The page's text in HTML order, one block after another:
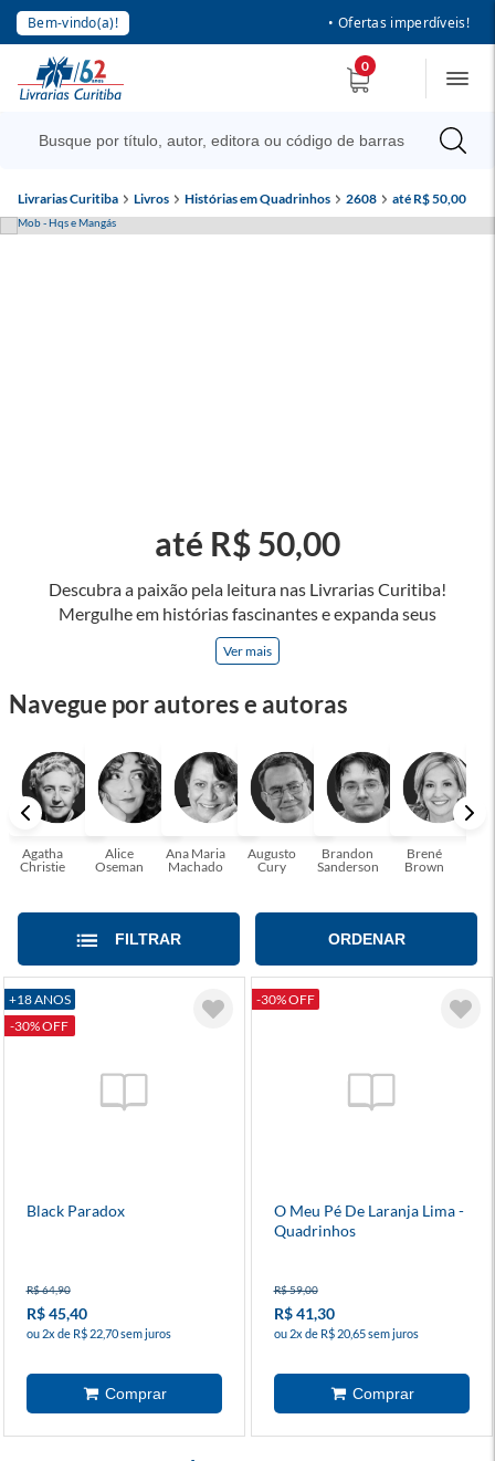
Bem-vindo(a)! • Ofertas imperdíveis!
0
Livrarias Curitiba Livros Histórias em Quadrinhos 2608 até R$ 50,00
Descubra a paixão pela leitura nas Livrarias Curitiba!
Mergulhe em histórias fascinantes e expanda seus
horizontes, onde cada página é uma porta para novos
universos e perspectivas. Ler nos permite viajar sem sair do
e tenha a oportunidade de alcançar o seu crescimento
passe um tempo no mundo da imaginação! A leitura
transforma vidas e estamos aqui para ajudar a transformar a
sua! Tenha certeza, temos o livro perfeito para você!
Ver mais
até R$ 50,00
Navegue por autores e autoras
Agatha
Christie
Alice
Oseman
Ana Maria
Machado
Augusto
Cury
Brandon
Sanderson
Brené
Brown
FILTRAR ORDENAR
+18 ANOS
-30% OFF
Black Paradox
R$ 64,90
R$ 45,40
ou 2x de R$ 22,70 sem juros
-30% OFF
O Meu Pé De Laranja Lima -
Quadrinhos
R$ 59,00
R$ 41,30
ou 2x de R$ 20,65 sem juros